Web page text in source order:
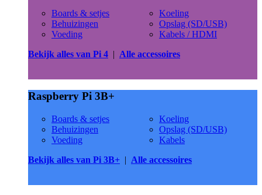
Boards & setjes
Behuizingen
Voeding
Koeling
Opslag (SD/USB)
Kabels / HDMI
Bekijk alles van Pi 4 | Alle accessoires
Raspberry Pi 3B+
Boards & setjes
Behuizingen
Voeding
Koeling
Opslag (SD/USB)
Kabels
Bekijk alles van Pi 3B+ | Alle accessoires